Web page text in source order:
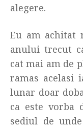
alegere.
Eu am achitat
anului trecut
cat mai am de
ramas acelasi
lunar doar
ca este vorba
sediul de